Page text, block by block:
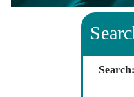
Search: